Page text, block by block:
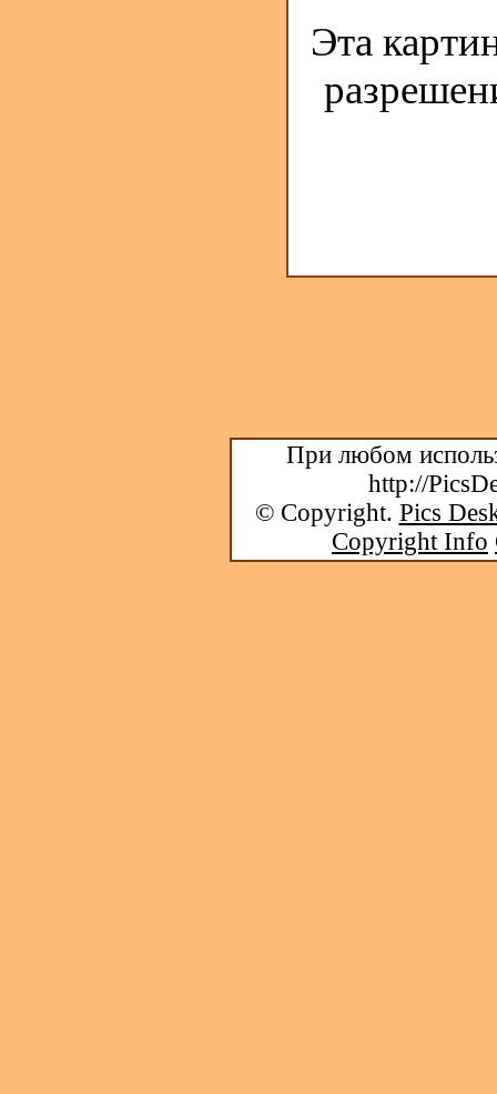
Эта
При любом
http://
© Copyright. Pics
Copyright Info